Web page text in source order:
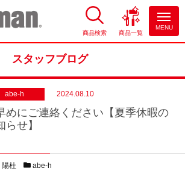
フォーム
商品検索 商品一覧
MENU
スタッフブログ
abe-h 2024.08.10
めにご連絡ください【夏季休暇の
らせ】
陽杜 スタッフブログカテゴリー
abe-h